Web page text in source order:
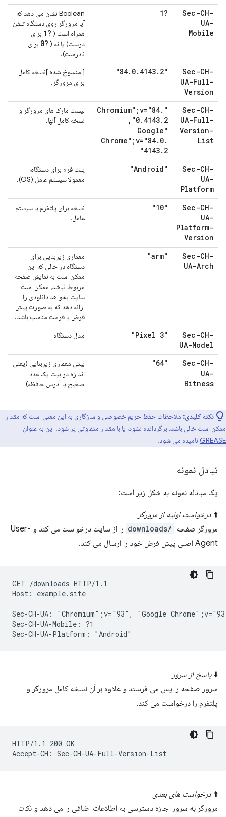
Sec-CH-
UA-
Mobile
?1
Boolean نشان می دهد که
آیا مرورگر روی دستگاه تلفن
همراه است ( ?1
برای
درست) یا نه ( ?0
برای
نادرست).
Sec-CH-
UA-Full-
Version
"84
. 0. 4143. 2"
[ منسوخ شده ]نسخه کامل
برای مرورگر.
Sec-CH-
UA-Full-
Version-
List
"Chromium";v="84
.
0. 4143. 2"
,
"Google
Chrome";v="84. 0.
4143. 2"
لیست مارک های مرورگر و
نسخه کامل آنها.
Sec-CH-
UA-
Platform
"Android"
پلت فرم برای دستگاه،
معمولا سیستم عامل (OS).
Sec-CH-
UA-
Platform-
Version
"10"
نسخه برای پلتفرم یا سیستم
عامل.
Sec-CH-
UA-Arch
"arm"
معماری زیربنایی برای
دستگاه در حالی که این
ممکن است به نمایش صفحه
مربوط نباشد، ممکن است
سایت بخواهد دانلودی را
ارائه دهد که به صورت پیش
فرض با فرمت مناسب باشد.
Sec-CH-
UA-Model
"Pixel 3" مدل دستگاه
Sec-CH-
UA-
Bitness
"64"
بیتی معماری زیربنایی (یعنی
اندازه در بیت یک عدد
صحیح یا آدرس حافظه)
نکته کلیدی: ملاحظات حفظ حریم خصوصی و سازگاری به این معنی است که مقدار
ممکن است خالی باشد، برگردانده نشود، یا با مقدار متفاوتی پر شود. این به عنوان
GREASE نامیده می شود.
تبادل نمونه
یک مبادله نمونه به شکل زیر است:
⬆️ درخواست اولیه از مرورگر
مرورگر صفحه /downloads
را از سایت درخواست می کند و User-
Agent اصلی پیش فرض خود را ارسال می کند.
GET /downloads HTTP/1.1
Host: example.site
Sec-CH-UA: "Chromium";v="93", "Google
Sec-CH-UA-Mobile: ?1
⬇️پاسخ از سرور
سرور صفحه را پس می فرستد و علاوه بر آن نسخه کامل مرورگر و
پلتفرم را درخواست می کند.
HTTP/1.1 200 OK
⬆️ درخواست های بعدی
مرورگر به سرور اجازه دسترسی به اطلاعات اضافی را می دهد و نکات